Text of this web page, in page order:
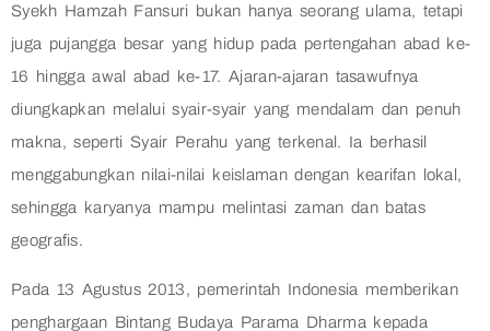
Syekh Hamzah Fansuri bukan hanya seorang ulama, tetapi
juga pujangga besar yang hidup pada pertengahan abad ke-
16 hingga awal abad ke-17. Ajaran-ajaran tasawufnya
diungkapkan melalui syair-syair yang mendalam dan penuh
makna, seperti Syair Perahu yang terkenal. Ia berhasil
menggabungkan nilai-nilai keislaman dengan kearifan lokal,
sehingga karyanya mampu melintasi zaman dan batas
geografis.
Pada 13 Agustus 2013, pemerintah Indonesia memberikan
penghargaan Bintang Budaya Parama Dharma kepada